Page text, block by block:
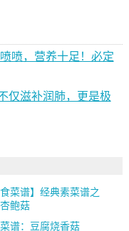
喷，营养十足！必定
仅滋补润肺，更是极
食菜谱】经典素菜谱之
鲍菇
谱：豆腐烧香菇